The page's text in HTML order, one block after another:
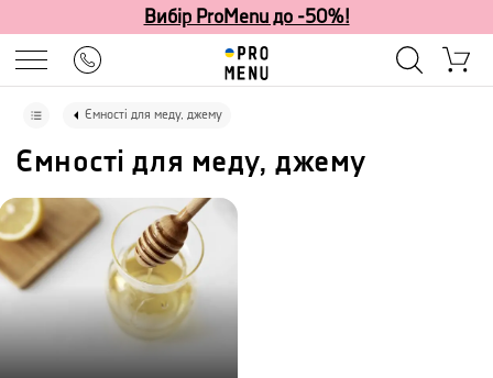
Вибір ProMenu до -50%!
Ємності для меду, джему
Ємності для меду, джему